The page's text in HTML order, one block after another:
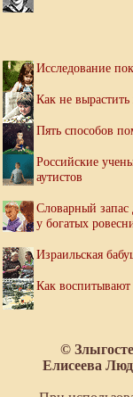
Исследование
Как не
Пять способов
Российские
аутистов
Словарный запас
у богатых
Израильская
Как воспитывают
©
Елисеева